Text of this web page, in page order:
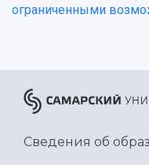
ограниченными
Сведения об